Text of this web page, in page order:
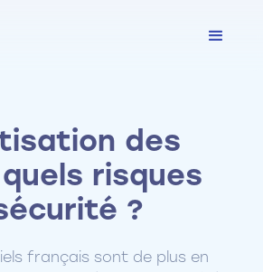
des
risques
?
français sont de plus en